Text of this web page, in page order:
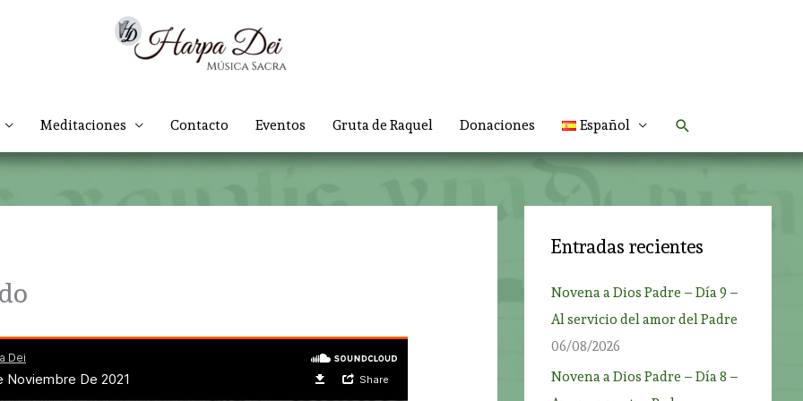
Meditaciones Contacto Eventos Gruta de Raquel Donaciones Español Buscar
Entradas recientes
Novena a Dios Padre – Día 9 –
Al servicio del amor del Padre
06/08/2026
Novena a Dios Padre – Día 8 –